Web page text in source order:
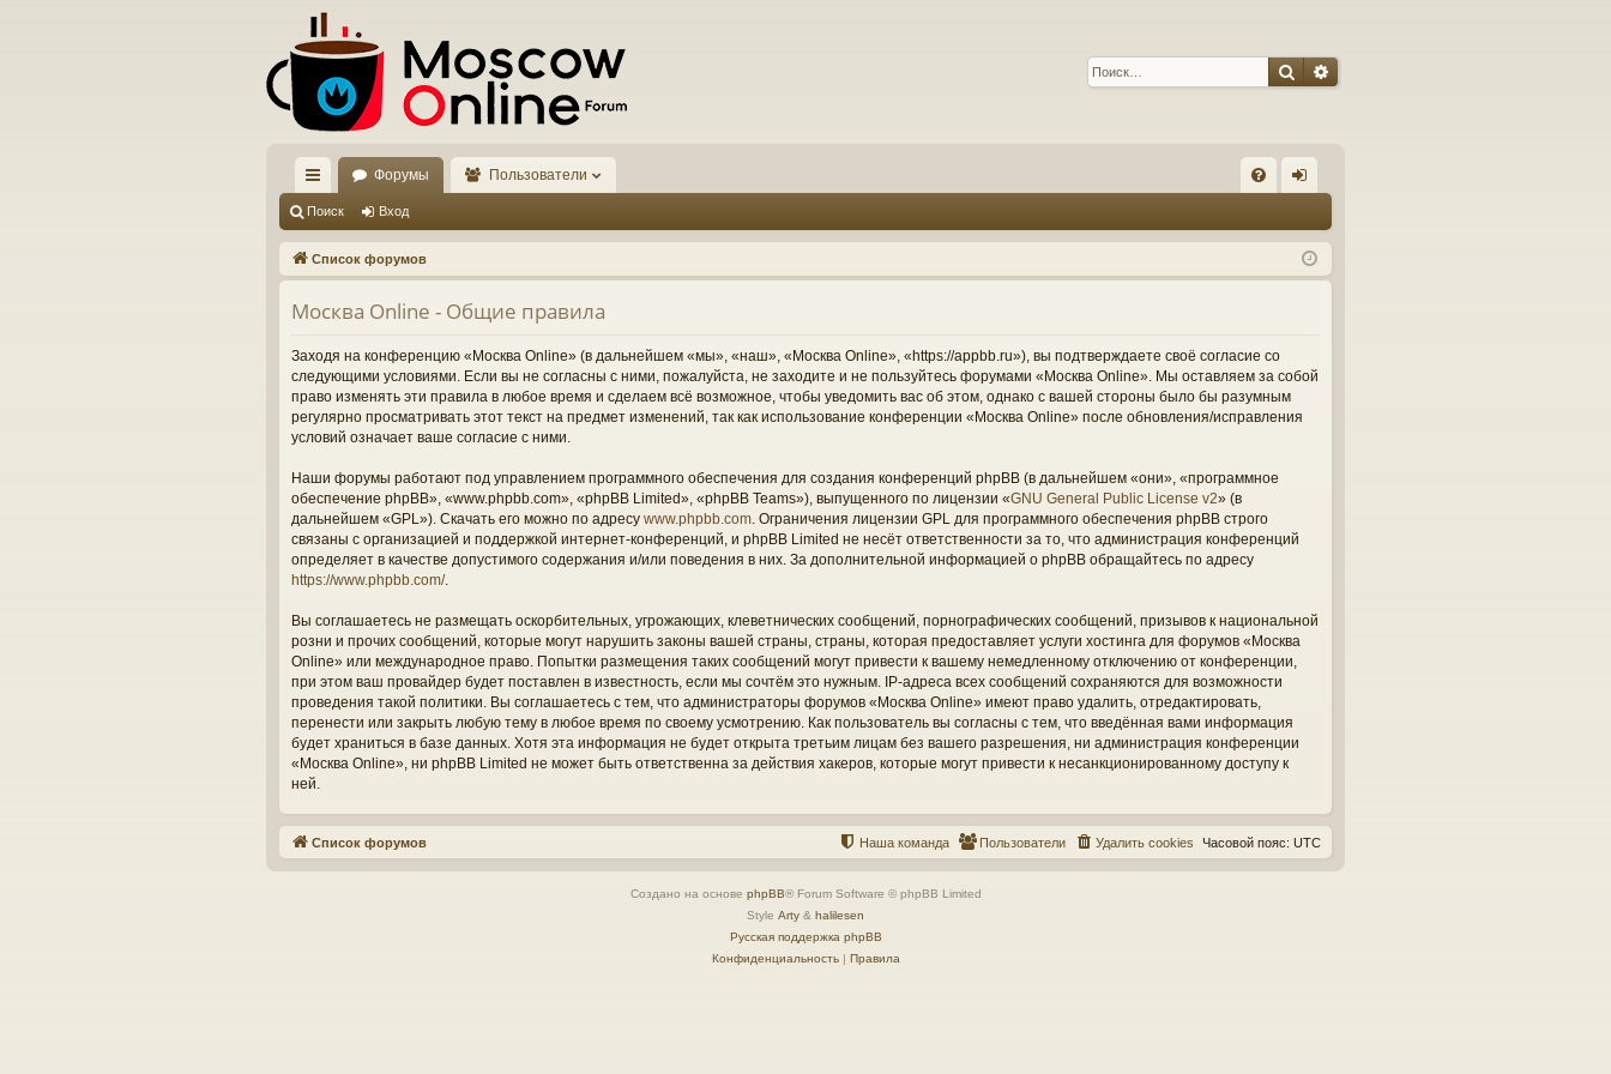
ПоискРасширенный поиск
с
ы
лк
и
Форумы Пользователи
Q д
Поиск Вход
Список форумов
Москва Online - Общие правила
Заходя на конференцию «Москва Online» (в дальнейшем «мы», «наш», «Москва Online», «https://appbb.ru»), вы подтверждаете своё согласие со
следующими условиями. Если вы не согласны с ними, пожалуйста, не заходите и не пользуйтесь форумами «Москва Online». Мы оставляем за собой
право изменять эти правила в любое время и сделаем всё возможное, чтобы уведомить вас об этом, однако с вашей стороны было бы разумным
регулярно просматривать этот текст на предмет изменений, так как использование конференции «Москва Online» после обновления/исправления
условий означает ваше согласие с ними.
Наши форумы работают под управлением программного обеспечения для создания конференций phpBB (в дальнейшем «они», «программное
обеспечение phpBB», «www.phpbb.com», «phpBB Limited», «phpBB Teams»), выпущенного по лицензии «GNU General Public License v2» (в
дальнейшем «GPL»). Скачать его можно по адресу www.phpbb.com . Ограничения лицензии GPL для программного обеспечения phpBB строго
связаны с организацией и поддержкой интернет-конференций, и phpBB Limited не несёт ответственности за то, что администрация конференций
определяет в качестве допустимого содержания и/или поведения в них. За дополнительной информацией о phpBB обращайтесь по адресу
https://www.phpbb.com/.
Вы соглашаетесь не размещать оскорбительных, угрожающих, клеветнических сообщений, порнографических сообщений, призывов к национальной
розни и прочих сообщений, которые могут нарушить законы вашей страны, страны, которая предоставляет услуги хостинга для форумов «Москва
Online» или международное право. Попытки размещения таких сообщений могут привести к вашему немедленному отключению от конференции,
при этом ваш провайдер будет поставлен в известность, если мы сочтём это нужным. IP-адреса всех сообщений сохраняются для возможности
проведения такой политики. Вы соглашаетесь с тем, что администраторы форумов «Москва Online» имеют право удалить, отредактировать,
перенести или закрыть любую тему в любое время по своему усмотрению. Как пользователь вы согласны с тем, что введённая вами информация
будет храниться в базе данных. Хотя эта информация не будет открыта третьим лицам без вашего разрешения, ни администрация конференции
«Москва Online», ни phpBB Limited не может быть ответственна за действия хакеров, которые могут привести к несанкционированному доступу к
ней.
Список форумов Часовой пояс: UTC
Удалить cookies
Пользователи
Наша команда
Создано на основе phpBB® Forum Software © phpBB Limited
Style Arty & halilesen
Русская поддержка phpBB
Конфиденциальность| Правила